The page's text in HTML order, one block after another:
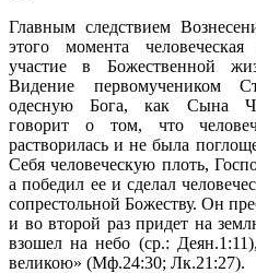
Главным следствием
этого момента
участие в Божественной
Видение первомучеником
одесную Бога, как Сына
говорит о том, что
растворилась и не была
Себя человеческую плоть,
а победил ее и сделал
сопрестольной Божеству. Он
и во второй раз придет на
взошел на небо (ср.:
великою» (Мф.24:30; Лк.21:27).